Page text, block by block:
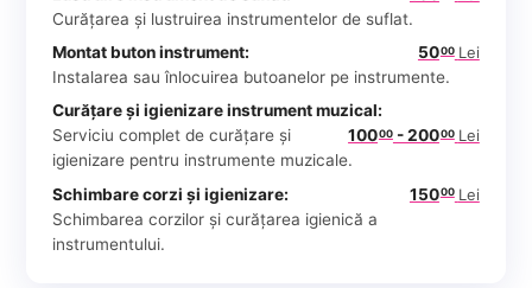
Curățarea și lustruirea instrumentelor de suflat.
Montat buton instrument:
5000 Lei
Instalarea sau înlocuirea butoanelor pe instrumente.
Curățare și igienizare instrument muzical:
10000- 20000 Lei
Serviciu complet de curățare și
igienizare pentru instrumente muzicale.
Schimbare corzi și igienizare:
15000 Lei
Schimbarea corzilor și curățarea igienică a
instrumentului.